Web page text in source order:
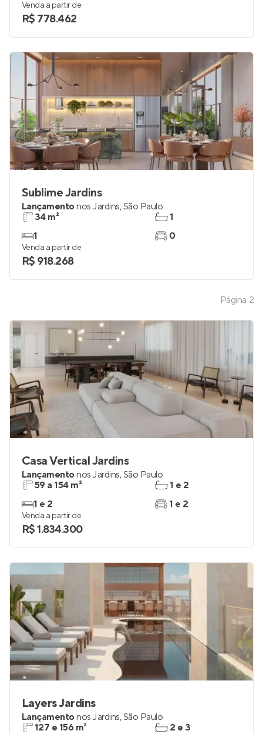
Página 2
Venda a partir de
R$ 778.462
Sublime Jardins
Lançamentonos Jardins,São Paulo
34 m²
1
1
0
Venda a partir de
R$ 918.268
Casa Vertical Jardins
Lançamentonos Jardins,São Paulo
59 a 154 m²
1 e 2
1 e 2
1 e 2
Venda a partir de
R$ 1.834.300
Layers Jardins
Lançamentonos Jardins,São Paulo
127 e 156 m²
2 e 3